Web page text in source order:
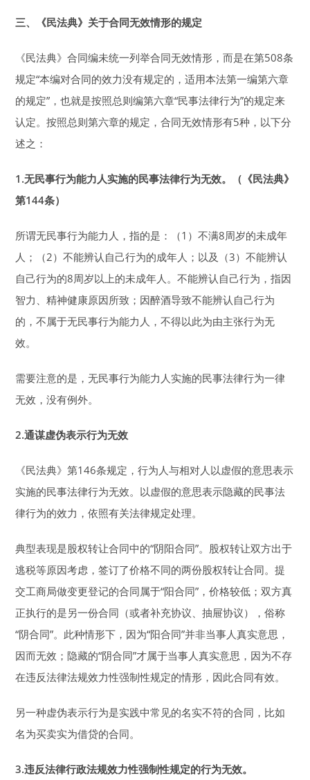
三、《民法典》关于合同无效情形的规定
《民法典》合同编未统一列举合同无效情形，而是在第508条
规定“本编对合同的效力没有规定的，适用本法第一编第六章
的规定”，也就是按照总则编第六章“民事法律行为”的规定来
认定。按照总则第六章的规定，合同无效情形有5种，以下分
述之：
1.无民事行为能力人实施的民事法律行为无效。（《民法典》
第144条）
所谓无民事行为能力人，指的是：（1）不满8周岁的未成年
人；（2）不能辨认自己行为的成年人；以及（3）不能辨认
自己行为的8周岁以上的未成年人。不能辨认自己行为，指因
智力、精神健康原因所致；因醉酒导致不能辨认自己行为
的，不属于无民事行为能力人，不得以此为由主张行为无
效。
需要注意的是，无民事行为能力人实施的民事法律行为一律
无效，没有例外。
2.通谋虚伪表示行为无效
《民法典》第146条规定，行为人与相对人以虚假的意思表示
实施的民事法律行为无效。以虚假的意思表示隐藏的民事法
律行为的效力，依照有关法律规定处理。
典型表现是股权转让合同中的“阴阳合同”。股权转让双方出于
逃税等原因考虑，签订了价格不同的两份股权转让合同。提
交工商局做变更登记的合同属于“阳合同”，价格较低；双方真
正执行的是另一份合同（或者补充协议、抽屉协议），俗称
“阴合同”。此种情形下，因为“阳合同”并非当事人真实意思，
因而无效；隐藏的“阴合同”才属于当事人真实意思，因为不存
在违反法律法规效力性强制性规定的情形，因此合同有效。
另一种虚伪表示行为是实践中常见的名实不符的合同，比如
名为买卖实为借贷的合同。
3.违反法律行政法规效力性强制性规定的行为无效。